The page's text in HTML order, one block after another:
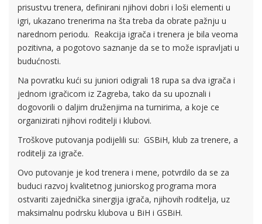
prisustvu trenera, definirani njihovi dobri i loši elementi u
igri, ukazano trenerima na šta treba da obrate pažnju u
narednom periodu. Reakcija igrača i trenera je bila veoma
pozitivna, a pogotovo saznanje da se to može ispravljati u
budućnosti.
Na povratku kući su juniori odigrali 18 rupa sa dva igrača i
jednom igračicom iz Zagreba, tako da su upoznali i
dogovorili o daljim druženjima na turnirima, a koje ce
organizirati njihovi roditelji i klubovi.
Troškove putovanja podijelili su: GSBiH, klub za trenere, a
roditelji za igrače.
Ovo putovanje je kod trenera i mene, potvrdilo da se za
buduci razvoj kvalitetnog juniorskog programa mora
ostvariti zajednička sinergija igrača, njihovih roditelja, uz
maksimalnu podrsku klubova u BiH i GSBiH.